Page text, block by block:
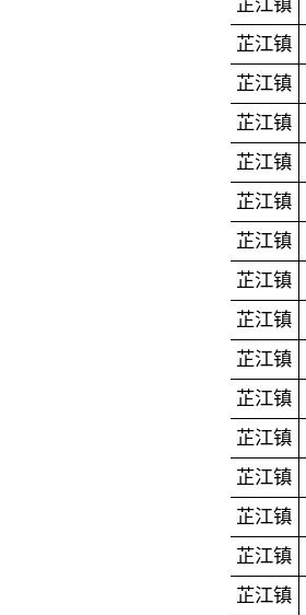
芷江镇
芷江镇
芷江镇
芷江镇
芷江镇
芷江镇
芷江镇
芷江镇
芷江镇
芷江镇
芷江镇
芷江镇
芷江镇
芷江镇
芷江镇
芷江镇